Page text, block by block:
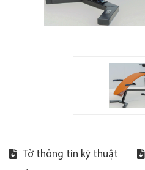
Tờ thông tin kỹ thuật